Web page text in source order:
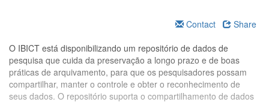
Contact
Share
O IBICT está disponibilizando um repositório de dados de
pesquisa que cuida da preservação a longo prazo e de boas
práticas de arquivamento, para que os pesquisadores possam
compartilhar, manter o controle e obter o reconhecimento de
seus dados. O repositório suporta o compartilhamento de dados